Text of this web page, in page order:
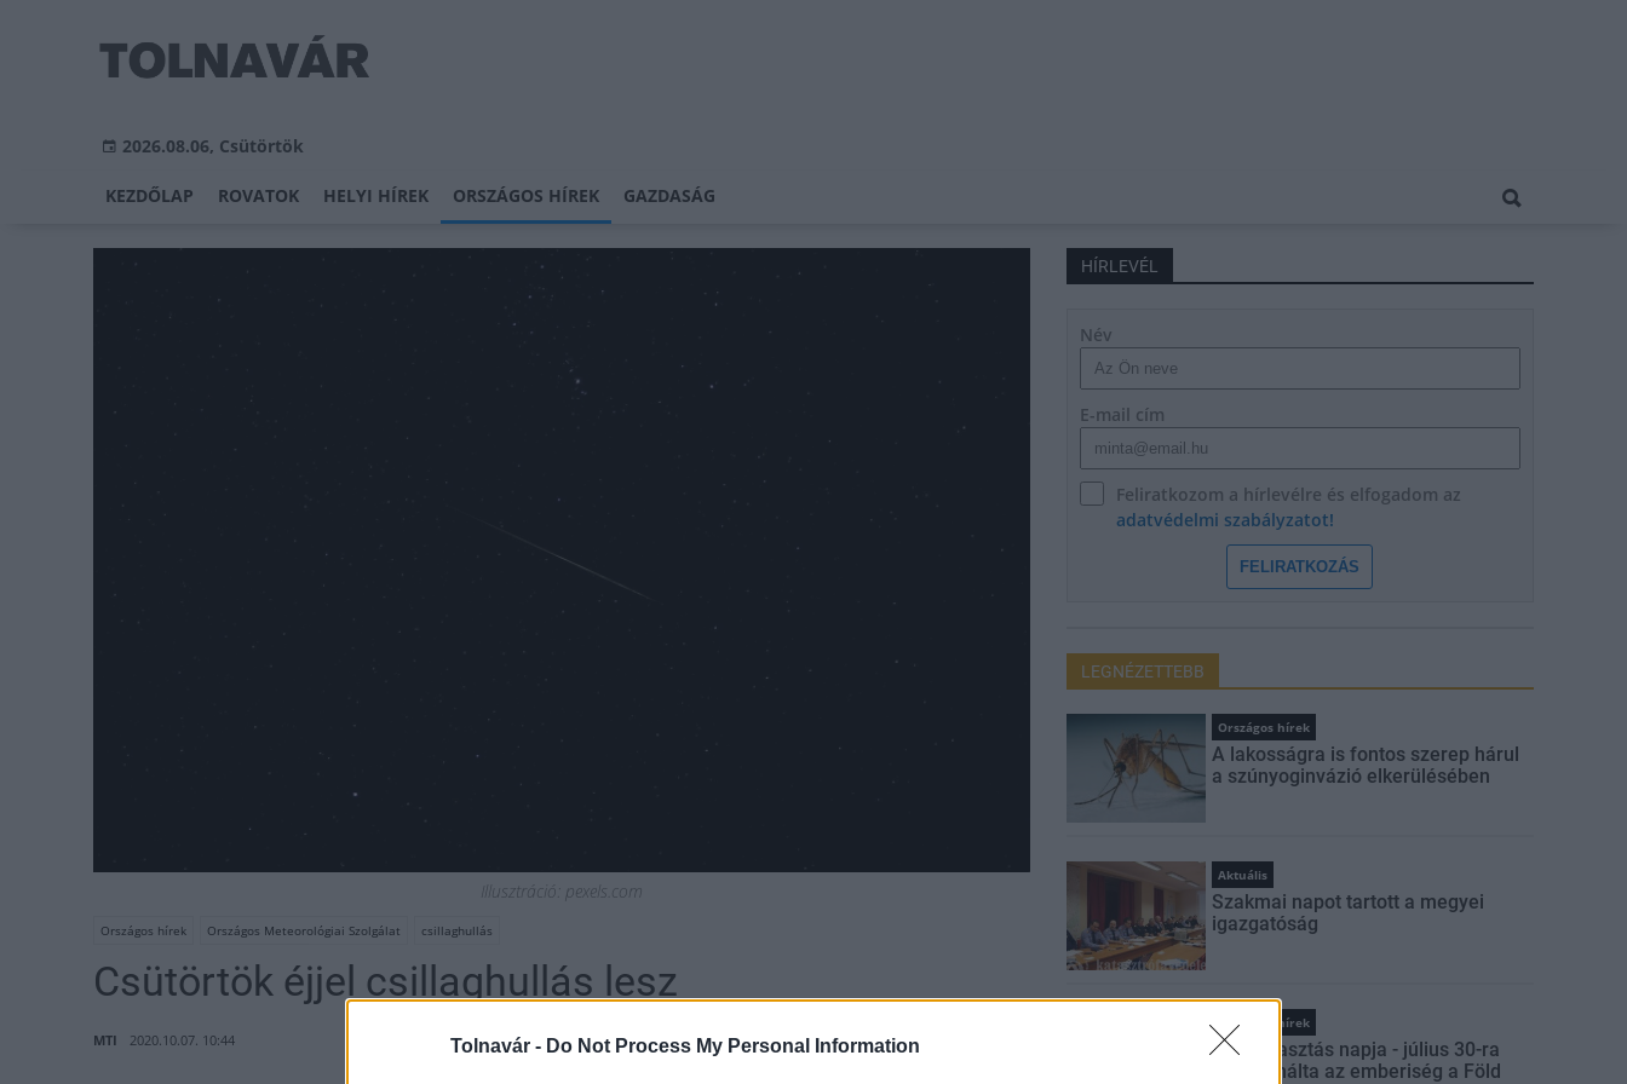
Tolnavár - Do Not Process My Personal Information
2026.08.06, Csütörtök
KEZDŐLAP ROVATOK HELYI HÍREK ORSZÁGOS HÍREK GAZDASÁG
Illusztráció: pexels.com
Országos hírek Országos Meteorológiai Szolgálat csillaghullás
Csütörtök éjjel csillaghullás lesz
MTI 2020.10.07. 10:44
HÍRLEVÉL
Név
E-mail cím
Feliratkozom a hírlevélre és elfogadom az
adatvédelmi szabályzatot!
FELIRATKOZÁS
LEGNÉZETTEBB
Országos hírek
A lakosságra is fontos szerep hárul
a szúnyoginvázió elkerülésében
Aktuális
Szakmai napot tartott a megyei
igazgatóság
Országos hírek
Túlfogyasztás napja - július 30-ra
felhasználta az emberiség a Föld